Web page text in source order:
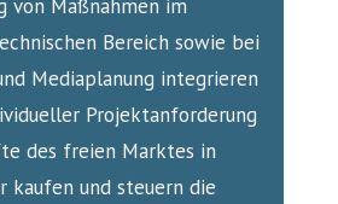
von Maßnahmen im
Bereich sowie bei
Mediaplanung integrieren
Projektanforderung
des freien Marktes in
kaufen und steuern die